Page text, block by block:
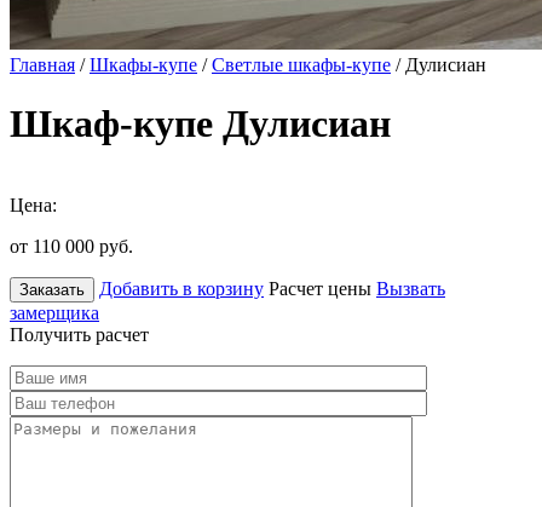
Главная /Шкафы-купе /Светлые шкафы-купе / Дулисиан
Шкаф-купе Дулисиан
Цена:
от 110 000 руб.
Заказать Добавить в корзину Расчет цены Вызвать
замерщика
Получить расчет